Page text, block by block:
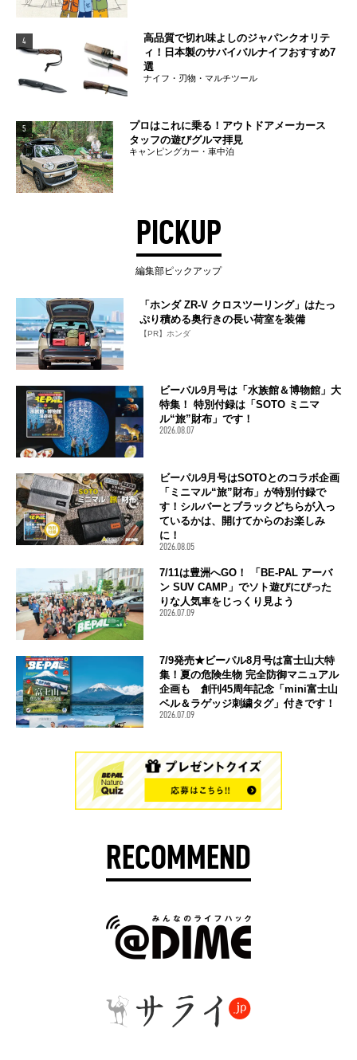
4
高品質で切れ味よしのジャパンクオリテ
ィ！日本製のサバイバルナイフおすすめ7
選
ナイフ・刃物・マルチツール
5
プロはこれに乗る！アウトドアメーカース
タッフの遊びグルマ拝見
キャンピングカー・車中泊
PICKUP
編集部ピックアップ
「ホンダ ZR-V クロスツーリング」はたっ
ぷり積める奥行きの長い荷室を装備
【PR】ホンダ
ビーパル9月号は「水族館＆博物館」大
特集！ 特別付録は「SOTO ミニマ
ル“旅”財布」です！
2026.08.07
ビーパル9月号はSOTOとのコラボ企画
「ミニマル“旅”財布」が特別付録で
す！シルバーとブラックどちらが入っ
ているかは、開けてからのお楽しみ
に！
2026.08.05
7/11は豊洲へGO！ 「BE-PAL アーバ
ン SUV CAMP」でソト遊びにぴった
りな人気車をじっくり見よう
2026.07.09
7/9発売★ビーパル8月号は富士山大特
集！夏の危険生物 完全防御マニュアル
企画も 創刊45周年記念「mini富士山
ベル＆ラゲッジ刺繍タグ」付きです！
2026.07.09
RECOMMEND